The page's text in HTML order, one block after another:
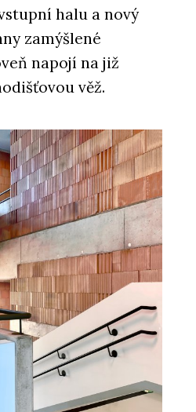
halu a nový
zamýšlené
napojí na již
věž.